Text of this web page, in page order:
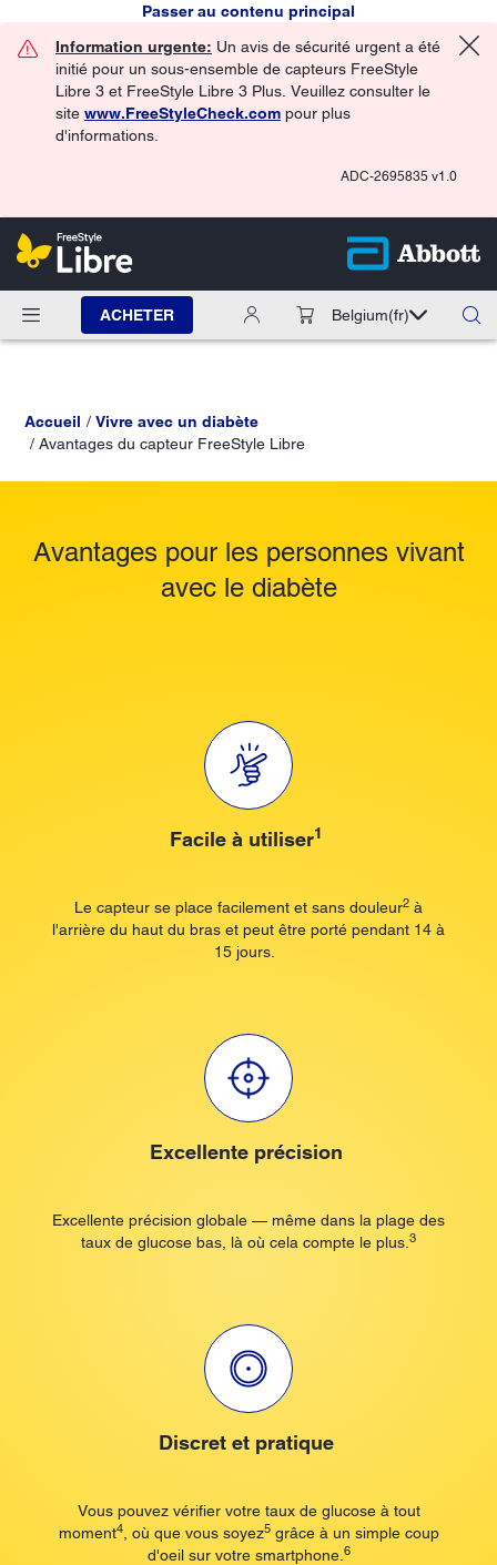
Passer au contenu principal
Information urgente: Un avis de sécurité urgent a été
initié pour un sous-ensemble de capteurs FreeStyle
Libre 3 et FreeStyle Libre 3 Plus. Veuillez consulter le
site www.FreeStyleCheck.com pour plus
d'informations.
ADC-2695835 v1.0
ACHETER Belgium(fr)
Accueil
Vivre avec un diabète
Avantages du capteur FreeStyle Libre
Avantages pour les personnes vivant
avec le diabète
Facile à utiliser1
Le capteur se place facilement et sans douleur2 à
l'arrière du haut du bras et peut être porté pendant 14 à
15 jours.
Excellente précision
Excellente précision globale — même dans la plage des
taux de glucose bas, là où cela compte le plus. 3
Discret et pratique
Vous pouvez vérifier votre taux de glucose à tout
moment4, où que vous soyez5grâce à un simple coup
d'oeil sur votre smartphone. 6